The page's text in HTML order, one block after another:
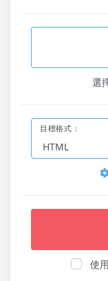
選
目標格式：
使